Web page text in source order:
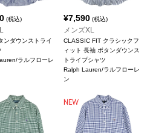
(税込)
ンダウンストライ
ラルフローレ
¥7,590 (税込)
メンズXL
CLASSIC FIT クラシックフ
ィット 長袖 ボタンダウンス
トライプシャツ
Ralph Lauren/ラルフローレ
ン